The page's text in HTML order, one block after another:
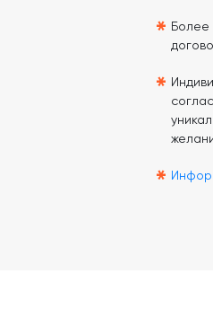
* Более
*
*